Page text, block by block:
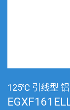
125℃ 引线型 铝